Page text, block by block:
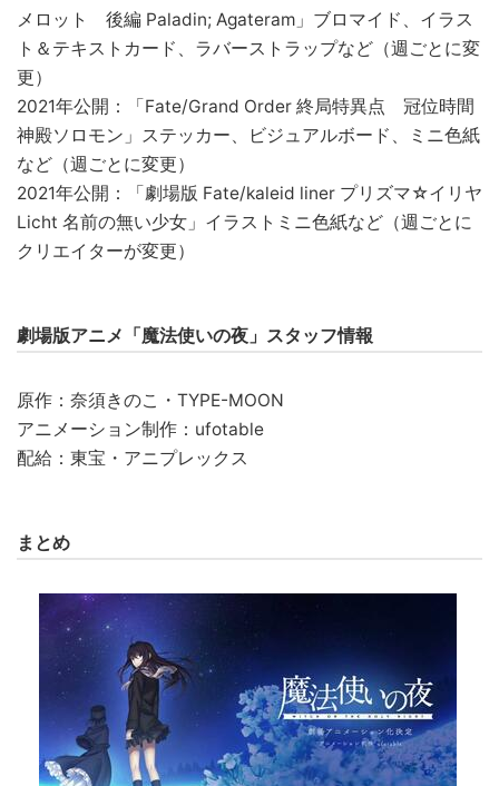
メロット 後編 Paladin; Agateram」ブロマイド、イラス
ト＆テキストカード、ラバーストラップなど（週ごとに変
更）
2021年公開：「Fate/Grand Order 終局特異点 冠位時間
神殿ソロモン」ステッカー、ビジュアルボード、ミニ色紙
など（週ごとに変更）
2021年公開：「劇場版 Fate/kaleid liner プリズマ☆イリヤ
Licht 名前の無い少女」イラストミニ色紙など（週ごとに
クリエイターが変更）
劇場版アニメ「魔法使いの夜」スタッフ情報
原作：奈須きのこ・TYPE-MOON
アニメーション制作：ufotable
配給：東宝・アニプレックス
まとめ